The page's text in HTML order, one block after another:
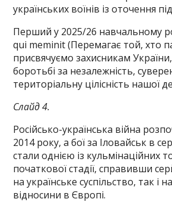
українських воїнів із оточення
Перший у 2025/26 навчальному
qui meminit (Перемагає той, хто
присвячуємо захисникам
боротьбі за незалежність,
територіальну цілісність нашої
Слайд 4.
Російсько-українська війна
2014 року, а бої за Іловайськ в
стали однією із кульмінаційних
початкової стадії, справивши
на українське суспільство, так і
відносини в Європі.